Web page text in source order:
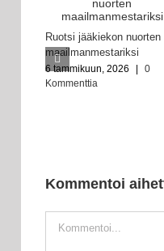
Ruotsi jääkiekon nuorten
maailmanmestariksi
6 tammikuun, 2026
0
Kommenttia
Kommentoi